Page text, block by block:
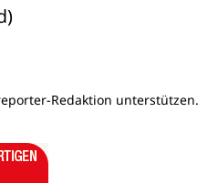
Redaktion unterstützen.